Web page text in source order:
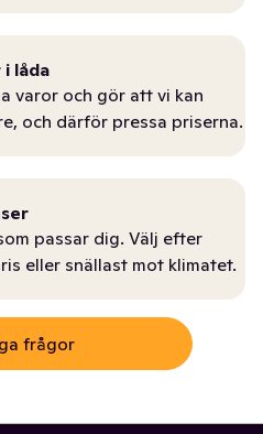
i låda
varor och gör att vi kan
och därför pressa priserna.
passar dig. Välj efter
eller snällast mot klimatet.
frågor